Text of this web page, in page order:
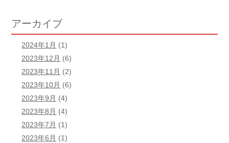
アーカイブ
2024年1月 (1)
2023年12月 (6)
2023年11月 (2)
2023年10月 (6)
2023年9月 (4)
2023年8月 (4)
2023年7月 (1)
2023年6月 (1)